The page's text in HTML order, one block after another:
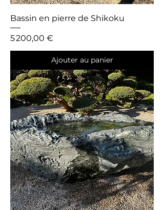
Bassin en pierre de Shikoku
Prix
5 200,00 €
Ajouter au panier